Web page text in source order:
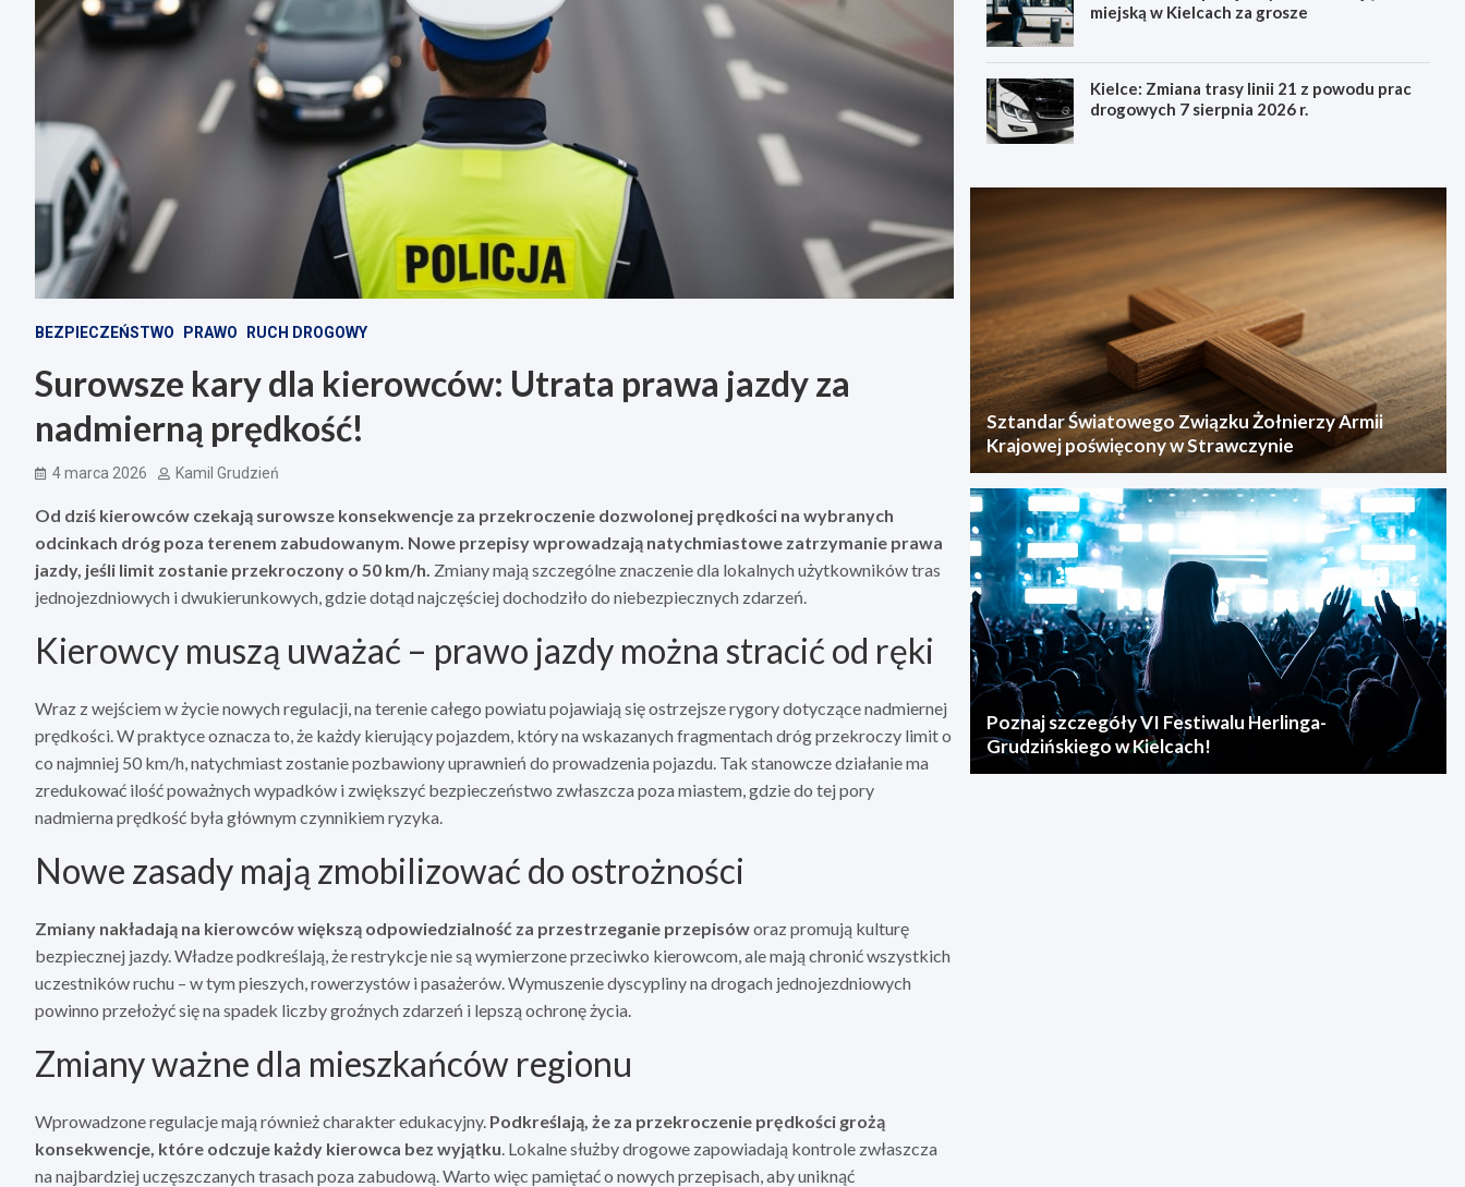
BEZPIECZEŃSTWO PRAWO RUCH DROGOWY
Surowsze kary dla kierowców: Utrata prawa jazdy za
nadmierną prędkość!
4 marca 2026 Kamil Grudzień
Od dziś kierowców czekają surowsze konsekwencje za przekroczenie dozwolonej prędkości na wybranych
odcinkach dróg poza terenem zabudowanym. Nowe przepisy wprowadzają natychmiastowe zatrzymanie prawa
jazdy, jeśli limit zostanie przekroczony o 50 km/h. Zmiany mają szczególne znaczenie dla lokalnych użytkowników tras
jednojezdniowych i dwukierunkowych, gdzie dotąd najczęściej dochodziło do niebezpiecznych zdarzeń.
Kierowcy muszą uważać – prawo jazdy można stracić od ręki
Wraz z wejściem w życie nowych regulacji, na terenie całego powiatu pojawiają się ostrzejsze rygory dotyczące nadmiernej
prędkości. W praktyce oznacza to, że każdy kierujący pojazdem, który na wskazanych fragmentach dróg przekroczy limit o
co najmniej 50 km/h, natychmiast zostanie pozbawiony uprawnień do prowadzenia pojazdu. Tak stanowcze działanie ma
zredukować ilość poważnych wypadków i zwiększyć bezpieczeństwo zwłaszcza poza miastem, gdzie do tej pory
nadmierna prędkość była głównym czynnikiem ryzyka.
Nowe zasady mają zmobilizować do ostrożności
Zmiany nakładają na kierowców większą odpowiedzialność za przestrzeganie przepisóworaz promują kulturę
bezpiecznej jazdy. Władze podkreślają, że restrykcje nie są wymierzone przeciwko kierowcom, ale mają chronić wszystkich
uczestników ruchu – w tym pieszych, rowerzystów i pasażerów. Wymuszenie dyscypliny na drogach jednojezdniowych
powinno przełożyć się na spadek liczby groźnych zdarzeń i lepszą ochronę życia.
Zmiany ważne dla mieszkańców regionu
Wprowadzone regulacje mają również charakter edukacyjny. Podkreślają, że za przekroczenie prędkości grożą
konsekwencje, które odczuje każdy kierowca bez wyjątku. Lokalne służby drogowe zapowiadają kontrole zwłaszcza
na najbardziej uczęszczanych trasach poza zabudową. Warto więc pamiętać o nowych przepisach, aby uniknąć
miejską w Kielcach za grosze
Kielce: Zmiana trasy linii 21 z powodu prac
drogowych 7 sierpnia 2026 r.
Sztandar Światowego Związku Żołnierzy Armii
Krajowej poświęcony w Strawczynie
Poznaj szczegóły VI Festiwalu Herlinga-
Grudzińskiego w Kielcach!